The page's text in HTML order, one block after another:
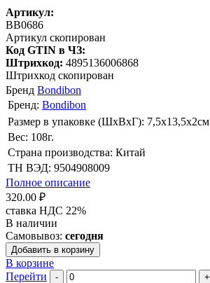
Артикул:
BB0686
Артикул скопирован
Код GTIN в ЧЗ:
Штрихкод: 4895136006868
Штрихкод скопирован
Бренд Bondibon
Бренд: Bondibon
Размер в упаковке (ШхВxГ): 7,5х13,5х2cм
Вес: 108г.
Страна производства: Китай
ТН ВЭД: 9504908009
Полное описание
320.00 ₽
ставка НДС 22%
В наличии
Самовывоз: сегодня
Добавить в корзину
В корзине
Перейти
- +